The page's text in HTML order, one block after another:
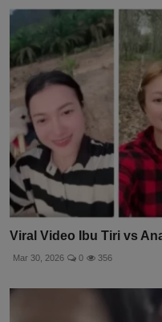
Viral Video Ibu Tiri vs
Mar 30, 2026 0 356